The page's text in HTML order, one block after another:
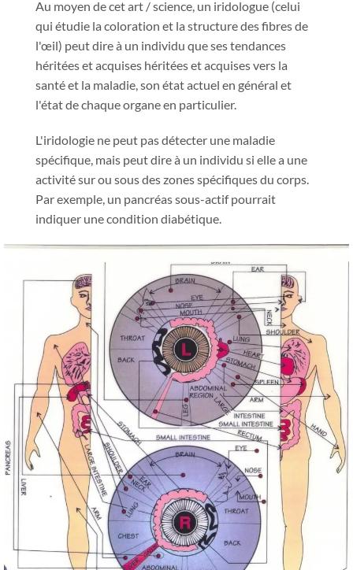
Au moyen de cet art / science, un iridologue (celui
qui étudie la coloration et la structure des fibres de
l'œil) peut dire à un individu que ses tendances
héritées et acquises héritées et acquises vers la
santé et la maladie, son état actuel en général et
l'état de chaque organe en particulier.
L'iridologie ne peut pas détecter une maladie
spécifique, mais peut dire à un individu si elle a une
activité sur ou sous des zones spécifiques du corps.
Par exemple, un pancréas sous-actif pourrait
indiquer une condition diabétique.